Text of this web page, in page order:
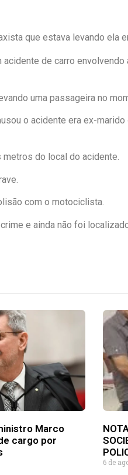
de carro
uma passageira no
o acidente era ex-
do local do acidente.
com o motociclista.
e ainda não foi
Marco
cargo por
6 de